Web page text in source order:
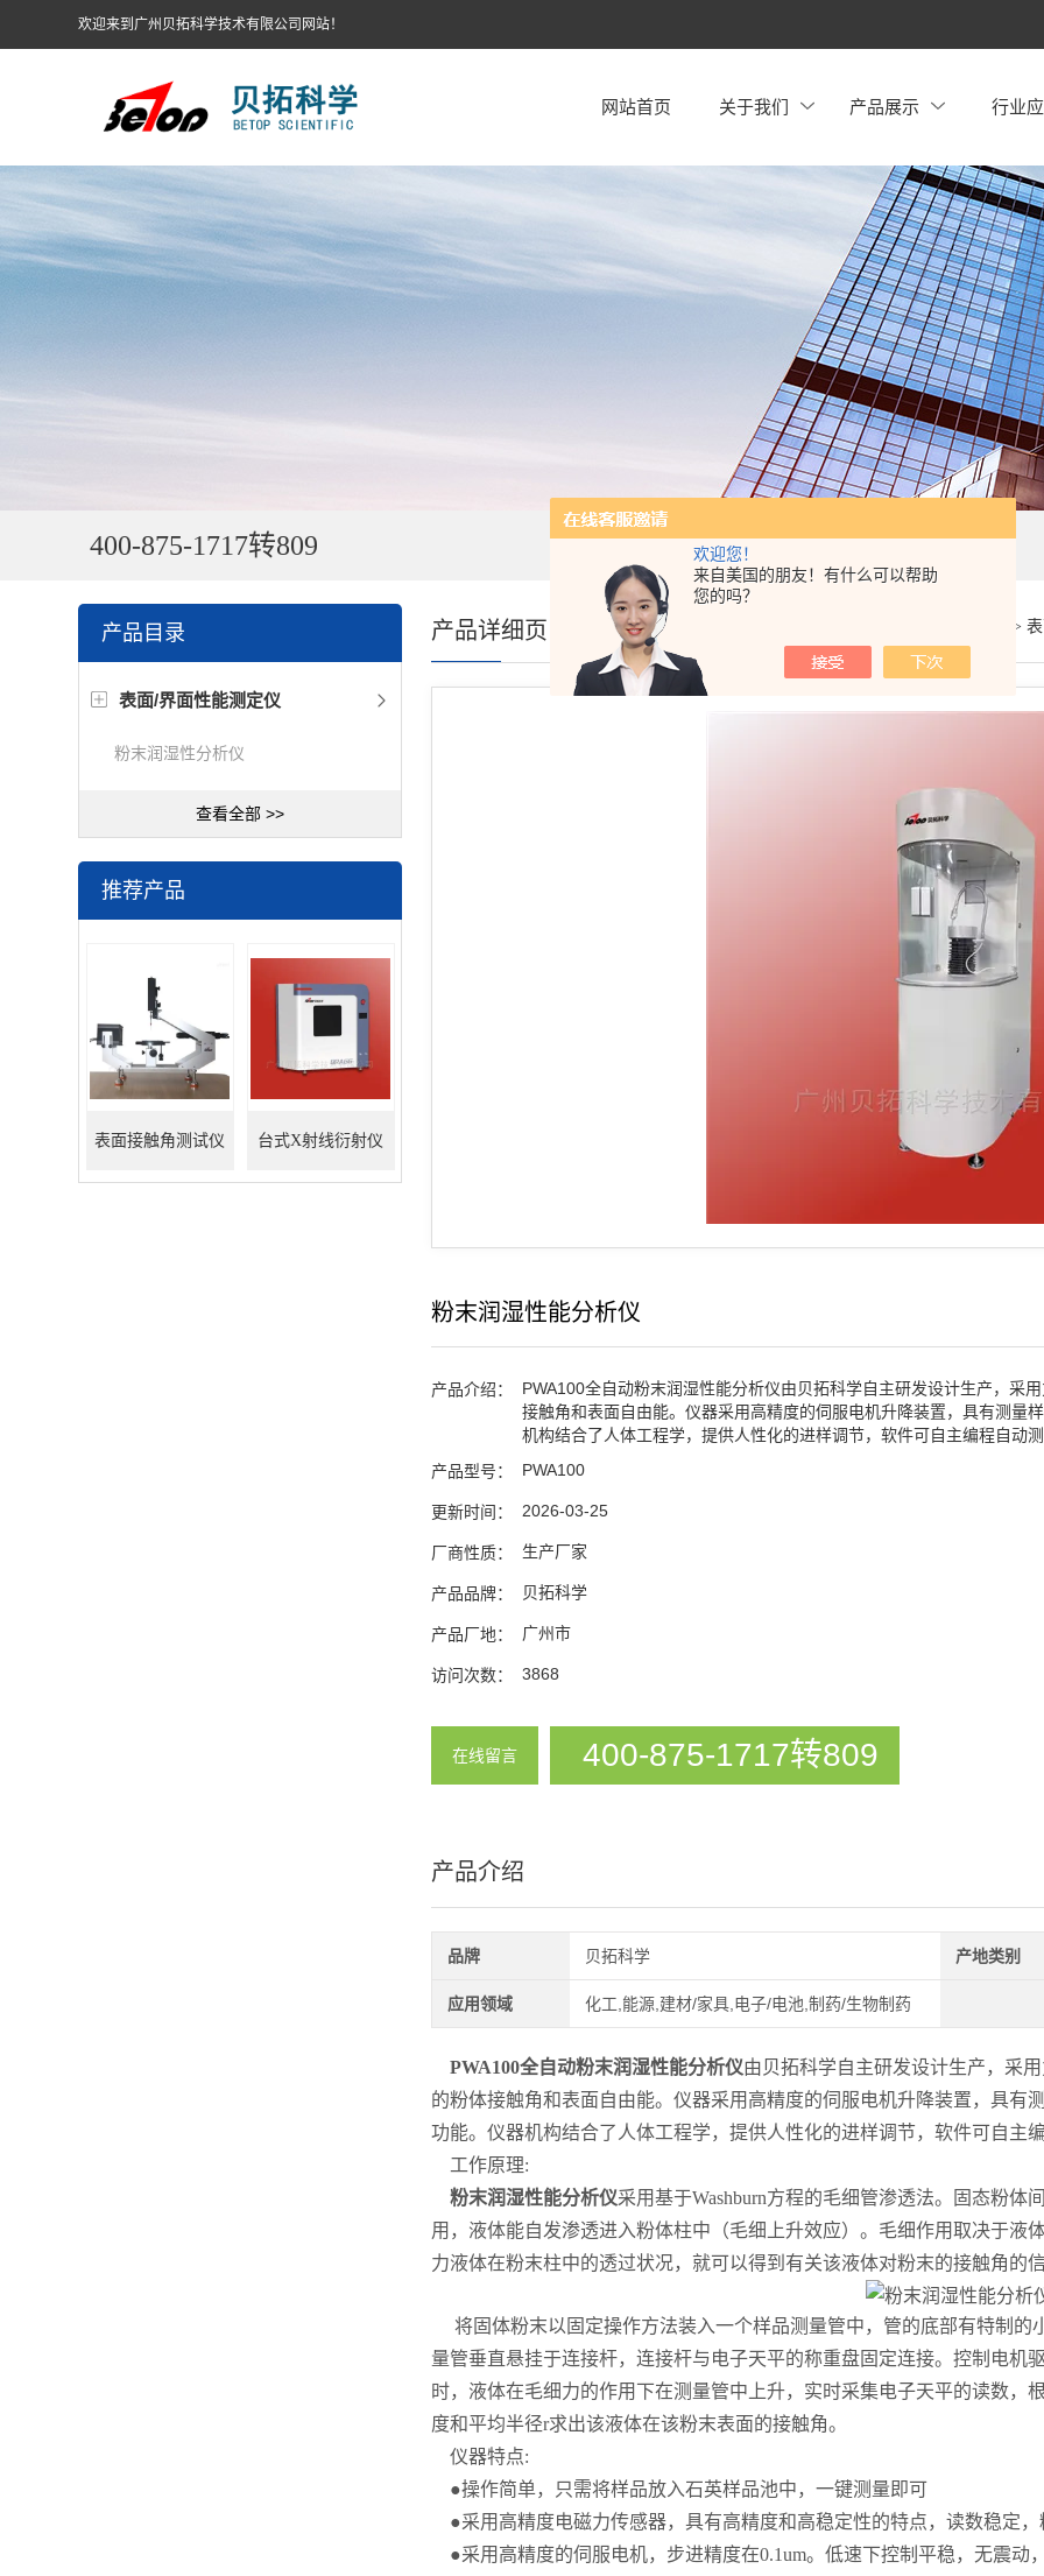
欢迎您！
来自美国的朋友！有什么可以帮助
您的吗？
欢迎来到广州贝拓科学技术有限公司网站！
网站首页 关于我们 产品展示 行业
400-875-1717转809
产品目录
表面/界面性能测定仪
粉末润湿性分析仪
查看全部 >>
推荐产品
表面接触角测试仪 台式X射线衍射仪
>
产品详细页
粉末润湿性能分析仪
产品介绍：
PWA100全自动粉末润湿性能分析仪由贝拓科学自主研发设计生产，采
接触角和表面自由能。仪器采用高精度的伺服电机升降装置，具有测量
机构结合了人体工程学，提供人性化的进样调节，软件可自主编程自动
产品型号： PWA100
更新时间： 2026-03-25
厂商性质： 生产厂家
产品品牌： 贝拓科学
产品厂地： 广州市
访问次数： 3868
在线留言 400-875-1717转809
产品介绍
品牌 贝拓科学 产地类别
应用领域 化工,能源,建材/家具,电子/电池,制药/生物制药
PWA100全自动粉末润湿性能分析仪由贝拓科学自主研发设计生产，采
的粉体接触角和表面自由能。仪器采用高精度的伺服电机升降装置，具有
功能。仪器机构结合了人体工程学，提供人性化的进样调节，软件可自主
工作原理:
粉末润湿性能分析仪采用基于Washburn方程的毛细管渗透法。固态粉
用，液体能自发渗透进入粉体柱中（毛细上升效应）。毛细作用取决于液
力液体在粉末柱中的透过状况，就可以得到有关该液体对粉末的接触角的
将固体粉末以固定操作方法装入一个样品测量管中，管的底部有特制的
量管垂直悬挂于连接杆，连接杆与电子天平的称重盘固定连接。控制电机
时，液体在毛细力的作用下在测量管中上升，实时采集电子天平的读数，
度和平均半径r求出该液体在该粉末表面的接触角。
仪器特点:
●操作简单，只需将样品放入石英样品池中，一键测量即可
●采用高精度电磁力传感器，具有高精度和高稳定性的特点，读数稳定，
●采用高精度的伺服电机，步进精度在0.1um。低速下控制平稳，无震动